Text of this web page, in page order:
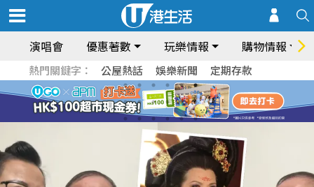
演唱會 優惠著數 玩樂情報 購物情報
熱門關鍵字： 公屋熱話 娛樂新聞 定期存款